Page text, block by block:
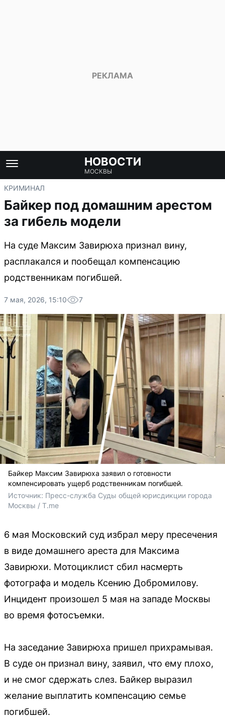
НОВОСТИ
МОСКВЫ
КРИМИНАЛ
Байкер под домашним арестом
за гибель модели
На суде Максим Завирюха признал вину,
расплакался и пообещал компенсацию
родственникам погибшей.
7 мая, 2026, 15:10 7
Байкер Максим Завирюха заявил о готовности
компенсировать ущерб родственникам погибшей.
Источник: Пресс-служба Суды общей юрисдикции города
Москвы / T.me
6 мая Московский суд избрал меру пресечения
в виде домашнего ареста для Максима
Завирюхи. Мотоциклист сбил насмерть
фотографа и модель Ксению Добромилову.
Инцидент произошел 5 мая на западе Москвы
во время фотосъемки.
На заседание Завирюха пришел прихрамывая.
В суде он признал вину, заявил, что ему плохо,
и не смог сдержать слез. Байкер выразил
желание выплатить компенсацию семье
погибшей.